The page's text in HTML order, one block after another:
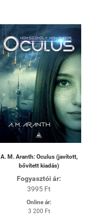
A. M. Aranth: Oculus (javított,
bővített kiadás)
Fogyasztói ár:
3995 Ft
Online ár:
3 200 Ft